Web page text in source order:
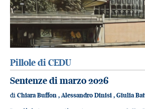
Pillole di CEDU
Sentenze di marzo 2026
di Chiara Buffon , Alessandro Dinisi , Giulia